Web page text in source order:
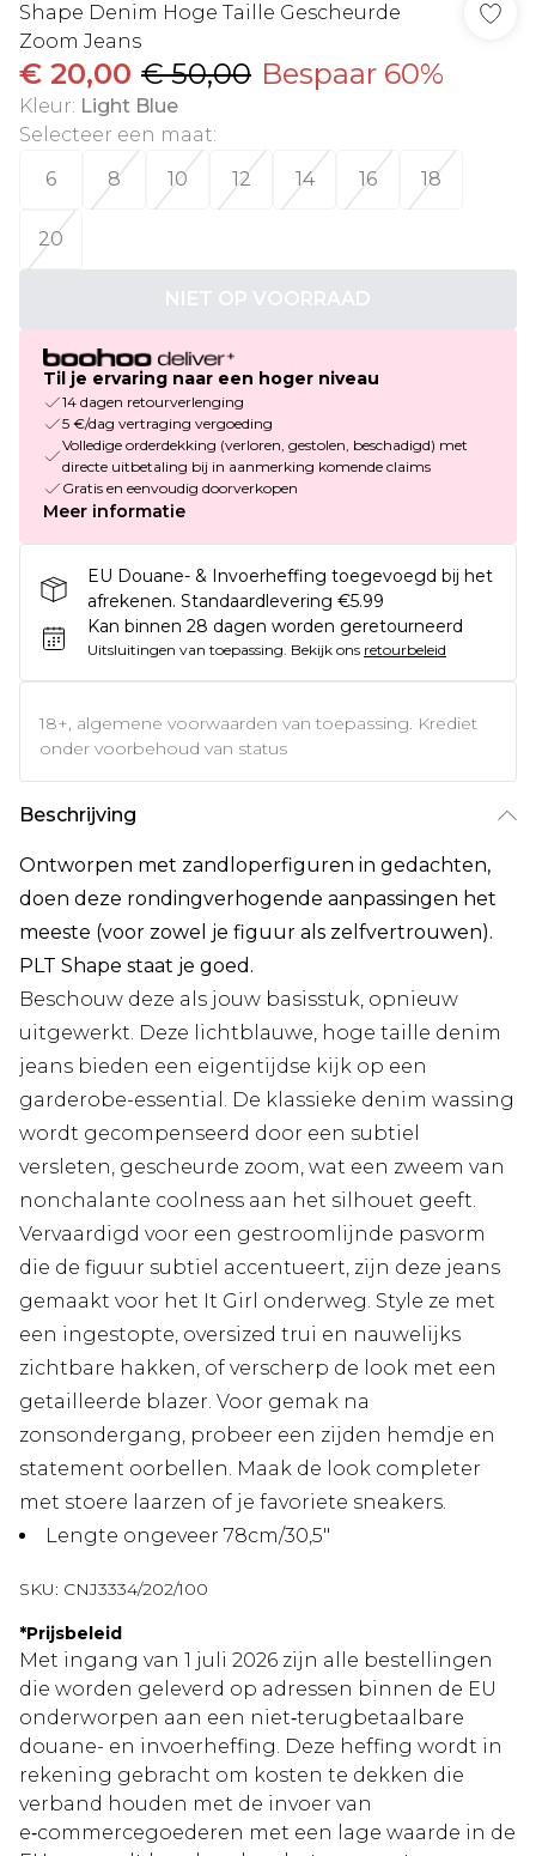
Shape Denim Hoge Taille Gescheurde
Zoom Jeans
€ 20,00 € 50,00 Bespaar 60%
Kleur: Light Blue
Selecteer een maat:
6
8 10 12 14 16 18
20
NIET OP VOORRAAD
Til je ervaring naar een hoger niveau
14 dagen retourverlenging
5 €/dag vertraging vergoeding
Volledige orderdekking (verloren, gestolen, beschadigd) met
directe uitbetaling bij in aanmerking komende claims
Gratis en eenvoudig doorverkopen
Meer informatie
EU Douane- & Invoerheffing toegevoegd bij het
afrekenen. Standaardlevering €5.99
Kan binnen 28 dagen worden geretourneerd
Uitsluitingen van toepassing. Bekijk ons retourbeleid
18+, algemene voorwaarden van toepassing. Krediet
onder voorbehoud van status
Beschrijving
Ontworpen met zandloperfiguren in gedachten,
doen deze rondingverhogende aanpassingen het
meeste (voor zowel je figuur als zelfvertrouwen).
PLT Shape staat je goed.
Beschouw deze als jouw basisstuk, opnieuw
uitgewerkt. Deze lichtblauwe, hoge taille denim
jeans bieden een eigentijdse kijk op een
garderobe-essential. De klassieke denim wassing
wordt gecompenseerd door een subtiel
versleten, gescheurde zoom, wat een zweem van
nonchalante coolness aan het silhouet geeft.
Vervaardigd voor een gestroomlijnde pasvorm
die de figuur subtiel accentueert, zijn deze jeans
gemaakt voor het It Girl onderweg. Style ze met
een ingestopte, oversized trui en nauwelijks
zichtbare hakken, of verscherp de look met een
getailleerde blazer. Voor gemak na
zonsondergang, probeer een zijden hemdje en
statement oorbellen. Maak de look completer
met stoere laarzen of je favoriete sneakers.
Lengte ongeveer 78cm/30,5"
SKU: CNJ3334/202/100
*Prijsbeleid
Met ingang van 1 juli 2026 zijn alle bestellingen
die worden geleverd op adressen binnen de EU
onderworpen aan een niet‑terugbetaalbare
douane- en invoerheffing. Deze heffing wordt in
rekening gebracht om kosten te dekken die
verband houden met de invoer van
e‑commercegoederen met een lage waarde in de